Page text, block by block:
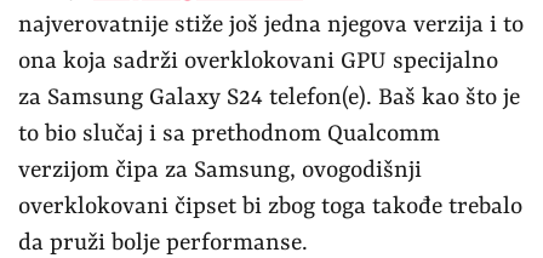
najverovatnije stiže još jedna njegova verzija i to
ona koja sadrži overklokovani GPU specijalno
za Samsung Galaxy S24 telefon(e). Baš kao što je
to bio slučaj i sa prethodnom Qualcomm
verzijom čipa za Samsung, ovogodišnji
overklokovani čipset bi zbog toga takođe trebalo
da pruži bolje performanse.